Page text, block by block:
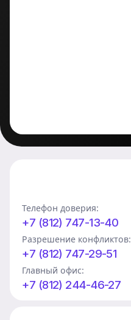
Телефон доверия:
+7 (812) 747-13-40
Разрешение конфликтов:
+7 (812) 747-29-51
Главный офис:
+7 (812) 244-46-27